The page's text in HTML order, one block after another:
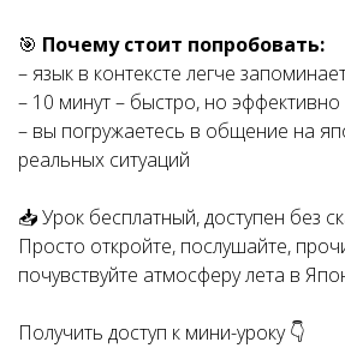
🎯 Почему стоит попробовать:
– язык в контексте легче
– 10 минут – быстро, но эффективно
– вы погружаетесь в общение на
реальных ситуаций
📥 Урок бесплатный, доступен без
Просто откройте, послушайте,
почувствуйте атмосферу лета в
Получить доступ к мини-уроку 👇